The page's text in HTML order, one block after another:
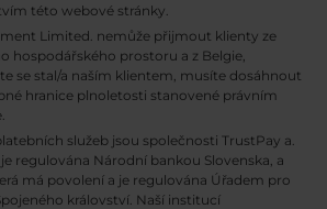
této webové stránky.
Limited. nemůže přijmout klienty ze
hospodářského prostoru a z Belgie,
se stal/a naším klientem, musíte dosáhnout
hranice plnoletosti stanovené právním
služeb jsou společnosti TrustPay a.
regulována Národní bankou Slovenska, a
má povolení a je regulována Úřadem pro
království. Naší institucí